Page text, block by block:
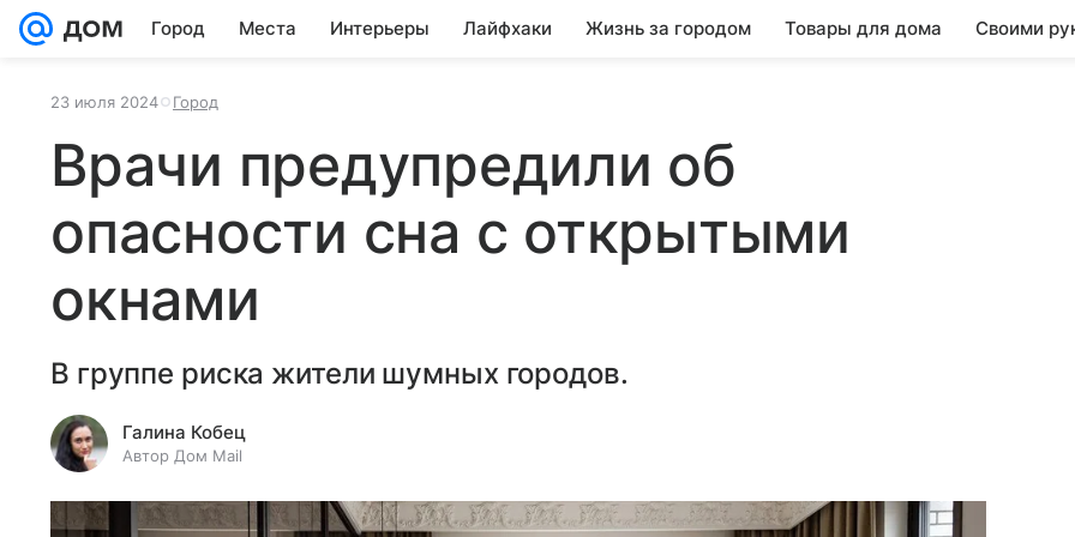
Город Места Интерьеры Лайфхаки Жизнь за городом Товары для дома Своими
23 июля 2024 Город
Врачи предупредили об
опасности сна с открытыми
окнами
В группе риска жители шумных городов.
Галина Кобец
Автор Дом Mail